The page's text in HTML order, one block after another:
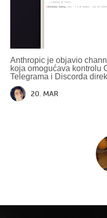
Anthropic je objavio
koja omogućava kontrolu
Telegrama i Discorda
20. MAR